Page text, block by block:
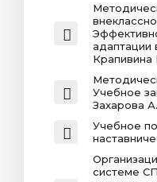
адаптации
Крапивина
Учебное
Захарова
Учебное
системе